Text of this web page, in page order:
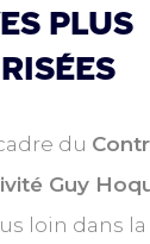
plus
du
Guy
loin dans la